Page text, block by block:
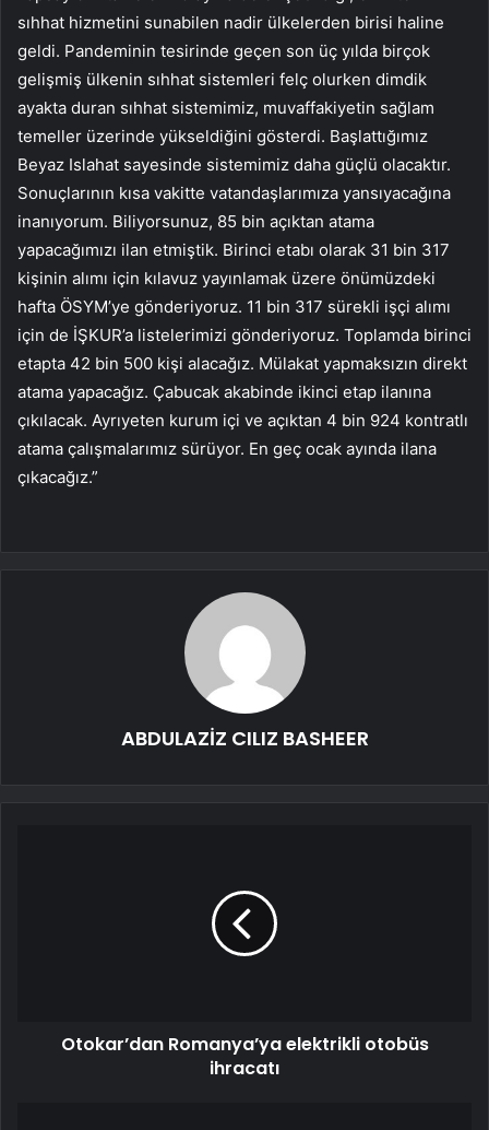
sıhhat hizmetini sunabilen nadir ülkelerden birisi haline
geldi. Pandeminin tesirinde geçen son üç yılda birçok
gelişmiş ülkenin sıhhat sistemleri felç olurken dimdik
ayakta duran sıhhat sistemimiz, muvaffakiyetin sağlam
temeller üzerinde yükseldiğini gösterdi. Başlattığımız
Beyaz Islahat sayesinde sistemimiz daha güçlü olacaktır.
Sonuçlarının kısa vakitte vatandaşlarımıza yansıyacağına
inanıyorum. Biliyorsunuz, 85 bin açıktan atama
yapacağımızı ilan etmiştik. Birinci etabı olarak 31 bin 317
kişinin alımı için kılavuz yayınlamak üzere önümüzdeki
hafta ÖSYM’ye gönderiyoruz. 11 bin 317 sürekli işçi alımı
için de İŞKUR’a listelerimizi gönderiyoruz. Toplamda birinci
etapta 42 bin 500 kişi alacağız. Mülakat yapmaksızın direkt
atama yapacağız. Çabucak akabinde ikinci etap ilanına
çıkılacak. Ayrıyeten kurum içi ve açıktan 4 bin 924 kontratlı
atama çalışmalarımız sürüyor. En geç ocak ayında ilana
çıkacağız.”
ABDULAZİZ CILIZ BASHEER
Otokar’dan Romanya’ya elektrikli otobüs
ihracatı